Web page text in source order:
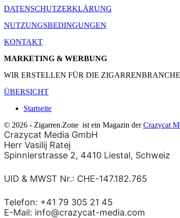
DATENSCHUTZERKLÄRUNG
NUTZUNGSBEDINGUNGEN
KONTAKT
MARKETING & WERBUNG
WIR ERSTELLEN FÜR DIE
ÜBERSICHT
Startseite
© 2026 - Zigarren.Zone ist ein Magazin derCrazycat
Crazycat Media GmbH
Herr Vasilij Ratej
Spinnlerstrasse 2, 4410 Liestal, Schweiz
UID & MWST Nr.: CHE-147.182.765
Telefon: +41 79 305 21 45
E-Mail: info@crazycat-media.com